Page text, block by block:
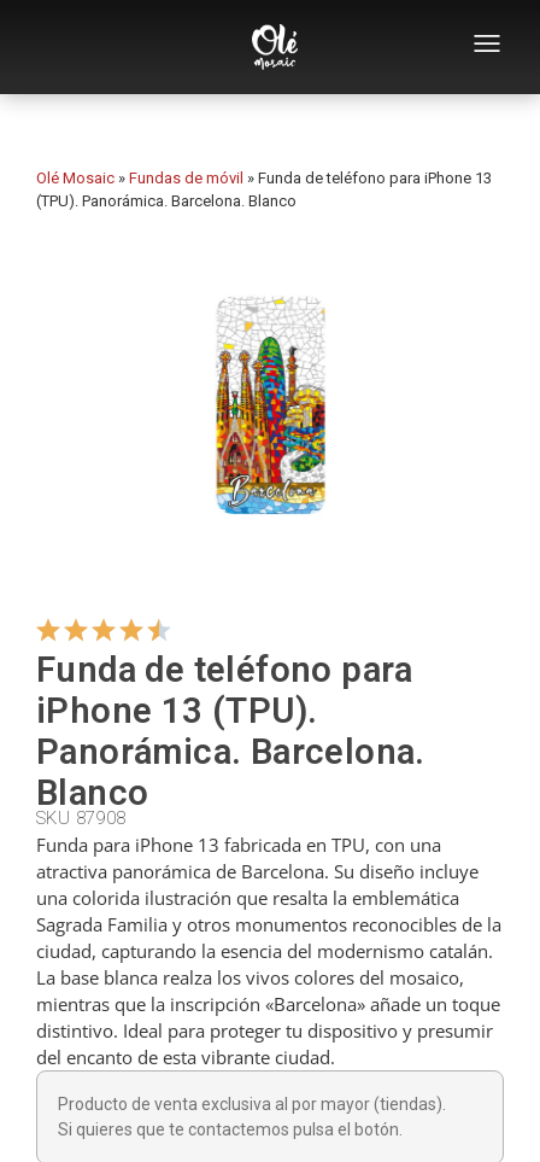
Empresa
Abridores
Colgadores
Cortadores
Cucharones
Dedales
Figuras
Imanes
Olé Mosaic » Fundas de móvil » Funda de teléfono para iPhone 13
(TPU). Panorámica. Barcelona. Blanco
Funda de teléfono para
iPhone 13 (TPU).
Panorámica. Barcelona.
Blanco
SKU 87908
Funda para iPhone 13 fabricada en TPU, con una
atractiva panorámica de Barcelona. Su diseño incluye
una colorida ilustración que resalta la emblemática
Sagrada Familia y otros monumentos reconocibles de la
ciudad, capturando la esencia del modernismo catalán.
La base blanca realza los vivos colores del mosaico,
mientras que la inscripción «Barcelona» añade un toque
distintivo. Ideal para proteger tu dispositivo y presumir
del encanto de esta vibrante ciudad.
Producto de venta exclusiva al por mayor (tiendas).
Si quieres que te contactemos pulsa el botón.